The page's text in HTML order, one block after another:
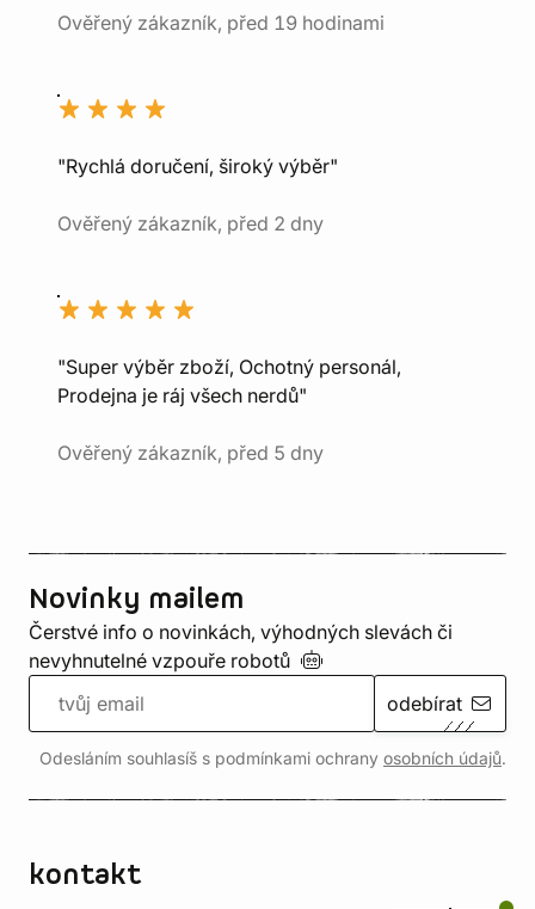
Ověřený zákazník, před 19 hodinami
"Rychlá doručení, široký výběr"
Ověřený zákazník, před 2 dny
"Super výběr zboží, Ochotný personál,
Prodejna je ráj všech nerdů"
Ověřený zákazník, před 5 dny
Novinky mailem
Čerstvé info o novinkách, výhodných slevách či
nevyhnutelné vzpouře robotů
odebírat
Odesláním souhlasíš s podmínkami ochrany osobních údajů.
kontakt